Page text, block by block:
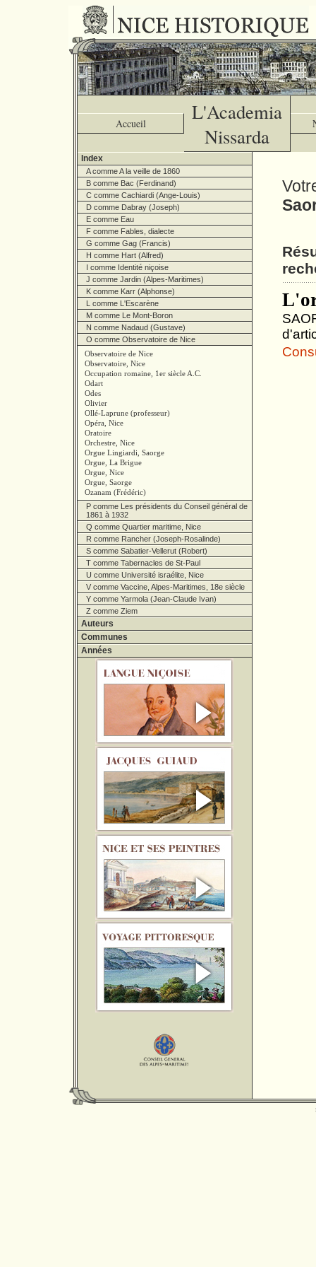
Accueil
L'Academia
Nissarda
Index
A comme A la veille de 1860
B comme Bac (Ferdinand)
C comme Cachiardi (Ange-Louis)
D comme Dabray (Joseph)
E comme Eau
F comme Fables, dialecte
G comme Gag (Francis)
H comme Hart (Alfred)
I comme Identité niçoise
J comme Jardin (Alpes-Maritimes)
K comme Karr (Alphonse)
L comme L'Escarène
M comme Le Mont-Boron
N comme Nadaud (Gustave)
O comme Observatoire de Nice
Observatoire de Nice
Observatoire, Nice
Occupation romaine, 1er siècle A.C.
Odart
Odes
Olivier
Ollé-Laprune (professeur)
Opéra, Nice
Oratoire
Orchestre, Nice
Orgue Lingiardi, Saorge
Orgue, La Brigue
Orgue, Nice
Orgue, Saorge
Ozanam (Frédéric)
P comme Les présidents du Conseil général de
1861 à 1932
Q comme Quartier maritime, Nice
R comme Rancher (Joseph-Rosalinde)
S comme Sabatier-Vellerut (Robert)
T comme Tabernacles de St-Paul
U comme Université israélite, Nice
V comme Vaccine, Alpes-Maritimes, 18e siècle
Y comme Yarmola (Jean-Claude Ivan)
Z comme Ziem
Auteurs
Communes
Années